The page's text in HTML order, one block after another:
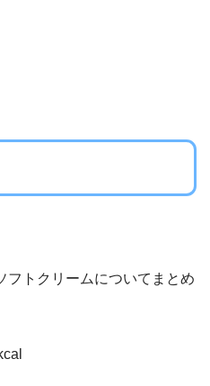
フトクリームについてまとめ